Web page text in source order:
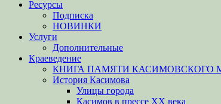
Ресурсы
Подписка
НОВИНКИ
Услуги
Дополнительные
Краеведение
КНИГА ПАМЯТИ КАСИМОВСКОГО
История Касимова
Улицы города
Касимов в прессе XX века